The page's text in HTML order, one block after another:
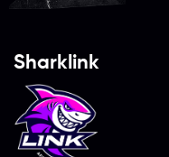
Sharklink